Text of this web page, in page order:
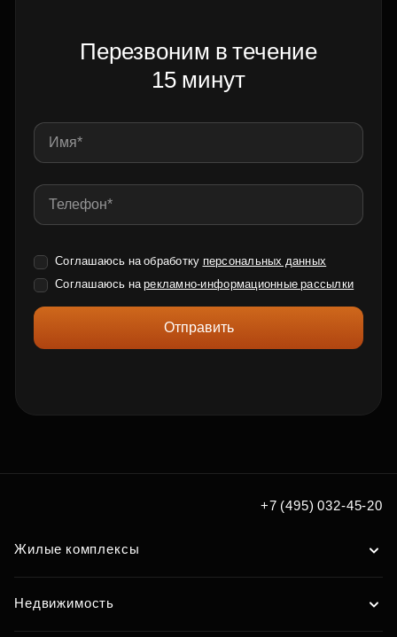
Перезвоним в течение
15 минут
Соглашаюсь на обработку персональных данных
Соглашаюсь нарекламно-информационные рассылки
Отправить
+7 (495) 032-45-20
Жилые комплексы
Недвижимость